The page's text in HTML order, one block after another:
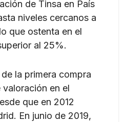
de Tinsa en País
niveles cercanos a
que ostenta en el
al 25%.
la primera compra
valoración en el
que en 2012
En junio de 2019,